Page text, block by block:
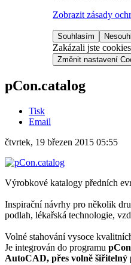
Zobrazit zásady
Souhlasím
Zakázali jste
Změnit nastavení
pCon.catalog
Tisk
Email
čtvrtek, 19 březen 2015 05:55
Výrobkové katalogy předních
Inspirační návrhy pro několik
podlah, lékařská technologie,
Volné stahování vysoce
Je integrován do programu
AutoCAD, přes volně šiřitelný